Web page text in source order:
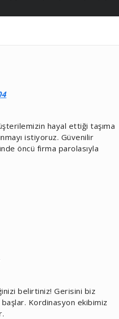
hayal ettiği taşıma
istiyoruz. Güvenilir
öncü firma parolasıyla
belirtiniz! Gerisini biz
Kordinasyon ekibimiz